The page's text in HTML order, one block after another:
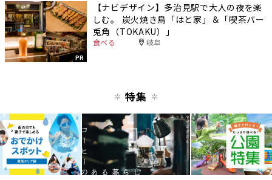
PR
【ナビデザイン】多治見駅で大人の夜を楽
しむ。 炭火焼き鳥「はと家」＆「喫茶バー
兎角（TOKAKU）」
食べる 岐阜
特集